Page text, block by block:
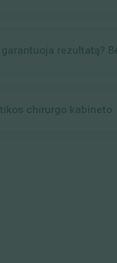
rezultatą?
chirurgo kabineto